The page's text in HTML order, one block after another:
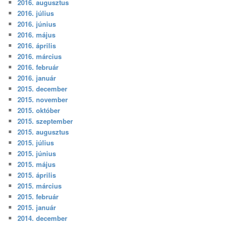
2016. augusztus
2016. július
2016. június
2016. május
2016. április
2016. március
2016. február
2016. január
2015. december
2015. november
2015. október
2015. szeptember
2015. augusztus
2015. július
2015. június
2015. május
2015. április
2015. március
2015. február
2015. január
2014. december